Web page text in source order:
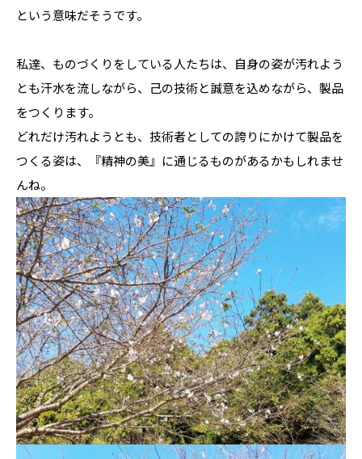
という意味だそうです。
私達、ものづくりをしている人たちは、自身の姿が汚れよう
とも汗水を流しながら、己の技術と誠意を込めながら、製品
をつくります。
どれだけ汚れようとも、技術者としての誇りにかけて製品を
つくる姿は、『精神の美』に通じるものがあるかもしれませ
んね。